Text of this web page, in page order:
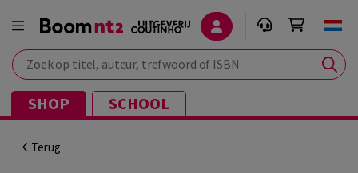
Zoek op titel, auteur, trefwoord of ISBN
SHOP SCHOOL
Terug